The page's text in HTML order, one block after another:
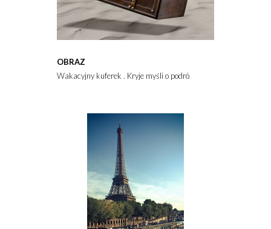
OBRAZ
Wakacyjny kuferek . Kryje myśli o podróży po europie - plaże,